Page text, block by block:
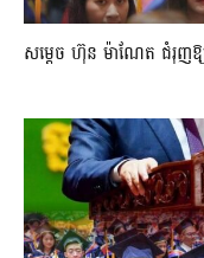
សម្តេច ហ៊ុន ម៉ាណែត ជំរុញ